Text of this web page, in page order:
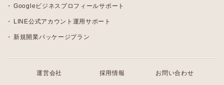
Googleビジネスプロフィールサポート
LINE公式アカウント運用サポート
新規開業パッケージプラン
運営会社 採用情報 お問い合わせ